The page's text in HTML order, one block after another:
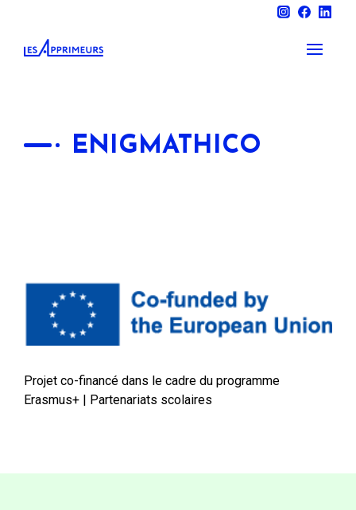
ENIGMATHICO
Projet co-financé dans le cadre du programme
Erasmus+ | Partenariats scolaires